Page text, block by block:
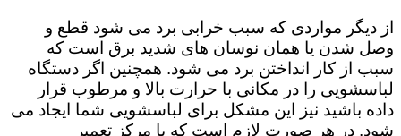
از دیگر مواردی که سبب خرابی برد می شود قطع و
وصل شدن یا همان نوسان های شدید برق است که
سبب از کار انداختن برد می شود. همچنین اگر دستگاه
لباسشویی را در مکانی با حرارت بالا و مرطوب قرار
داده باشید نیز این مشکل برای لباسشویی شما ایجاد می
شود. در هر صورت لازم است که با مرکز تعمیر